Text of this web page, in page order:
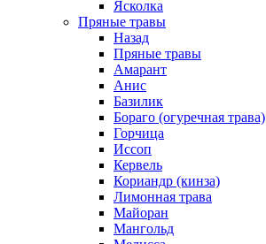
Ясколка
Пряные травы
Назад
Пряные травы
Амарант
Анис
Базилик
Бораго (огуречная трава)
Горчица
Иссоп
Кервель
Кориандр (кинза)
Лимонная трава
Майоран
Мангольд